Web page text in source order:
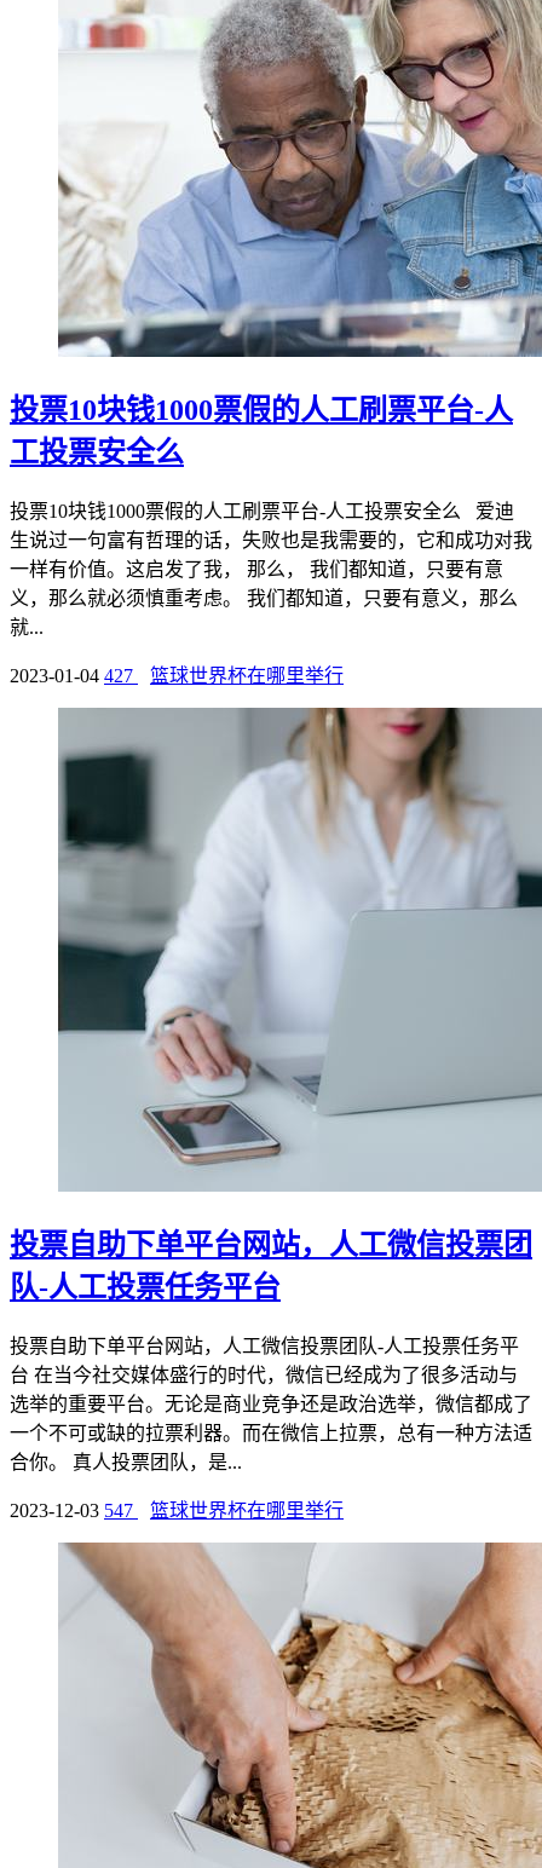
投票10块钱1000票假的人工刷票平台-人
工投票安全么
投票10块钱1000票假的人工刷票平台-人工投票安全么 爱迪
生说过一句富有哲理的话，失败也是我需要的，它和成功对我
一样有价值。这启发了我， 那么， 我们都知道，只要有意
义，那么就必须慎重考虑。 我们都知道，只要有意义，那么
就...
2023-01-04 427 篮球世界杯在哪里举行
投票自助下单平台网站，人工微信投票团
队-人工投票任务平台
投票自助下单平台网站，人工微信投票团队-人工投票任务平
台 在当今社交媒体盛行的时代，微信已经成为了很多活动与
选举的重要平台。无论是商业竞争还是政治选举，微信都成了
一个不可或缺的拉票利器。而在微信上拉票，总有一种方法适
合你。 真人投票团队，是...
2023-12-03 547 篮球世界杯在哪里举行